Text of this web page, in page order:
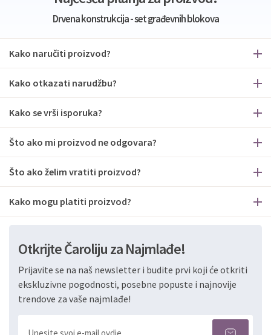
Drvena konstrukcija - set građevnih blokova
Kako naručiti proizvod?
Kako otkazati narudžbu?
Kako se vrši isporuka?
Što ako mi proizvod ne odgovara?
Što ako želim vratiti proizvod?
Kako mogu platiti proizvod?
Otkrijte Čaroliju za Najmlađe!
Prijavite se na naš newsletter i budite prvi koji će otkriti
ekskluzivne pogodnosti, posebne popuste i najnovije
trendove za vaše najmlađe!